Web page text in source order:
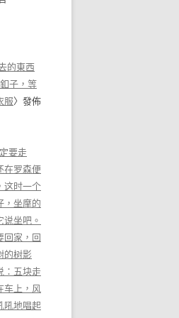
的東西
子，等
服〉發佈
要走
在罗森便
这时一个
，坐摩的
坐吧。
回家，回
的树影
：五块走
车上，风
吼地唱起